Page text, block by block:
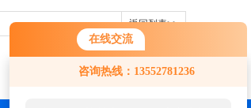
在线交流
咨询热线：13552781236
返回列表>>